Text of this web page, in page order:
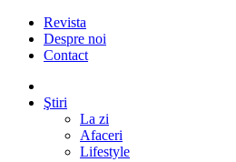
Revista
Despre noi
Contact
Ştiri
La zi
Afaceri
Lifestyle